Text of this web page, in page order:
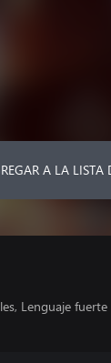
A LA LISTA
Lenguaje fuerte